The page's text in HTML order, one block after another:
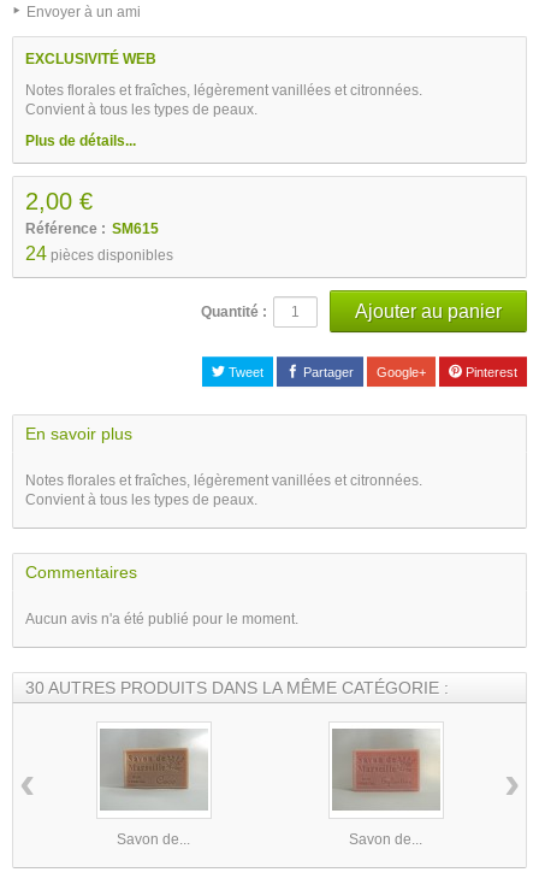
Envoyer à un ami
EXCLUSIVITÉ WEB
Notes florales et fraîches, légèrement vanillées et citronnées.
Convient à tous les types de peaux.
Plus de détails...
2,00 €
Référence : SM615
24 pièces disponibles
Quantité :
Tweet Partager Google+ Pinterest
En savoir plus
Notes florales et fraîches, légèrement vanillées et citronnées.
Convient à tous les types de peaux.
Commentaires
Aucun avis n'a été publié pour le moment.
30 AUTRES PRODUITS DANS LA MÊME CATÉGORIE :
Savon de... Savon de...
‹ ›